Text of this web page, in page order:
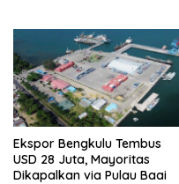
Ekspor Bengkulu Tembus
USD 28 Juta, Mayoritas
Dikapalkan via Pulau Baai